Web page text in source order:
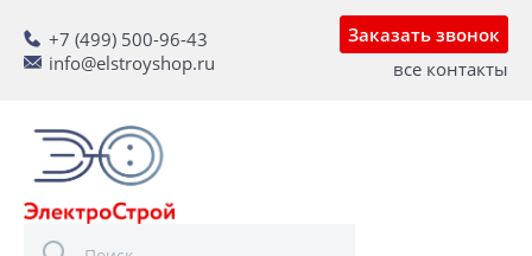
+7 (499) 500-96-43
info@elstroyshop.ru
Заказать звонок
все контакты